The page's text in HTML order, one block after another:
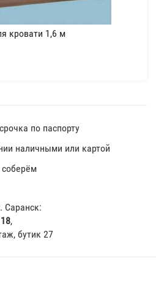
кровати 1,6 м
по паспорту
наличными или картой
Саранск:
,
бутик 27